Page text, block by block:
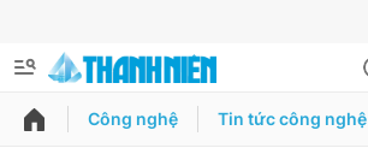
QUẢNG CÁO ĐẶT BÁO
Công nghệ Tin tức công nghệ